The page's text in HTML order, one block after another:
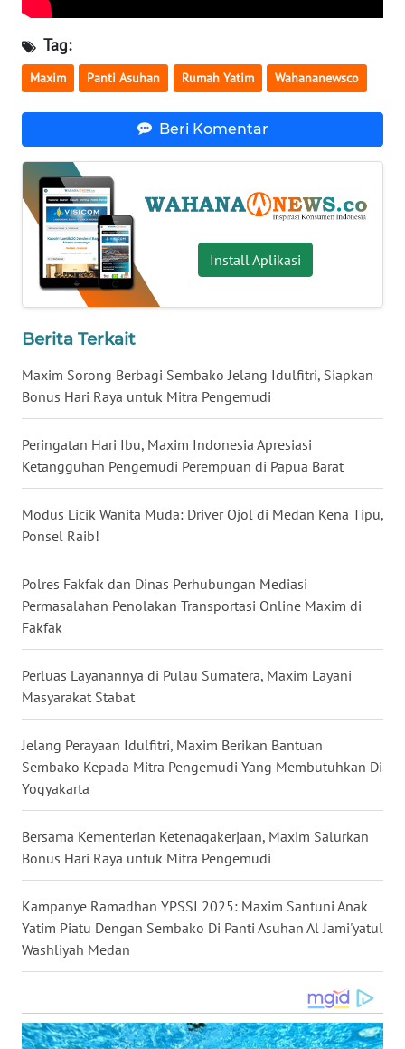
Tag:
Maxim Panti Asuhan Rumah Yatim Wahananewsco
Beri Komentar
Install Aplikasi
Berita Terkait
Maxim Sorong Berbagi Sembako Jelang Idulfitri, Siapkan
Bonus Hari Raya untuk Mitra Pengemudi
Peringatan Hari Ibu, Maxim Indonesia Apresiasi
Ketangguhan Pengemudi Perempuan di Papua Barat
Modus Licik Wanita Muda: Driver Ojol di Medan Kena Tipu,
Ponsel Raib!
Polres Fakfak dan Dinas Perhubungan Mediasi
Permasalahan Penolakan Transportasi Online Maxim di
Fakfak
Perluas Layanannya di Pulau Sumatera, Maxim Layani
Masyarakat Stabat
Jelang Perayaan Idulfitri, Maxim Berikan Bantuan
Sembako Kepada Mitra Pengemudi Yang Membutuhkan Di
Yogyakarta
Bersama Kementerian Ketenagakerjaan, Maxim Salurkan
Bonus Hari Raya untuk Mitra Pengemudi
Kampanye Ramadhan YPSSI 2025: Maxim Santuni Anak
Yatim Piatu Dengan Sembako Di Panti Asuhan Al Jami'yatul
Washliyah Medan
WN
NUSANTARA
WN
JOGJA
JATIM
WN
BALI
WN
KALBAR
KALTENG
WN
KALTARA
WN
KALSEL
WN
KALTIM
WN
WN
WN
MALUKU
MALUT
WN
WN